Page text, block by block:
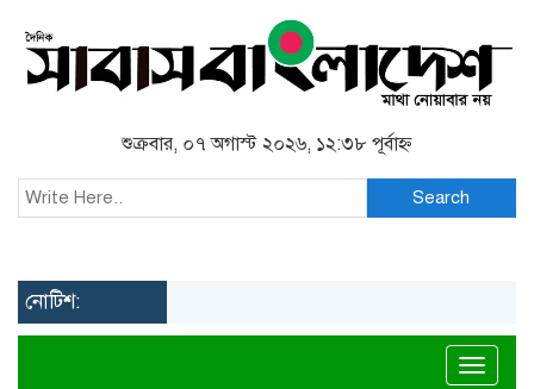
শুক্রবার, ০৭ অগাস্ট ২০২৬, ১২:৩৮ পূর্বাহ্ন
Search
নোটিশ: